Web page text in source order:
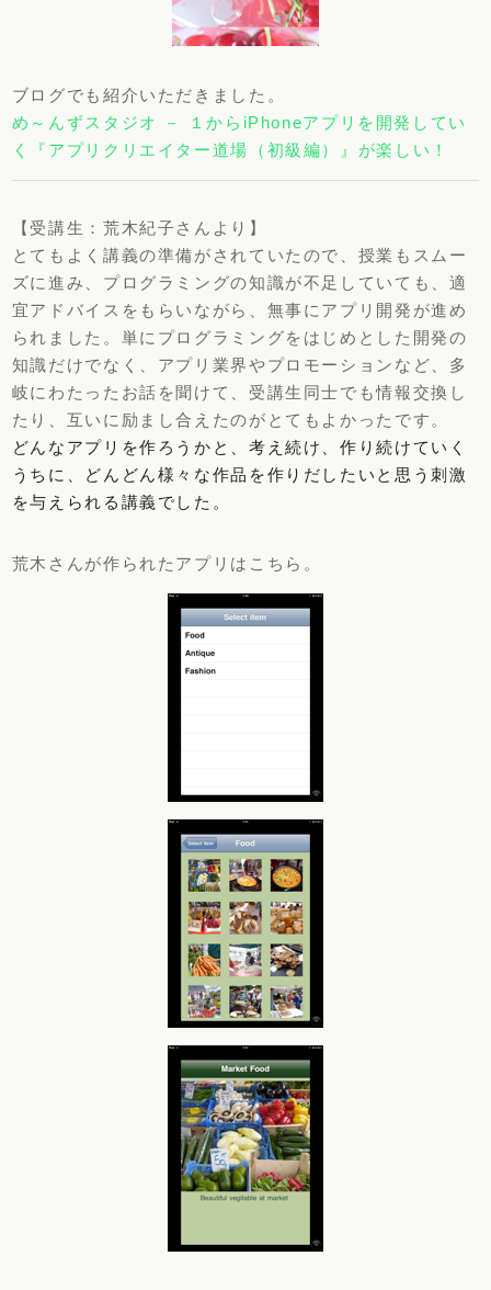
ブログでも紹介いただきました。
め～んずスタジオ － １からiPhoneアプリを開発してい
く『アプリクリエイター道場（初級編）』が楽しい！
【受講生：荒木紀子さんより】
とてもよく講義の準備がされていたので、授業もスムー
ズに進み、プログラミングの知識が不足していても、適
宜アドバイスをもらいながら、無事にアプリ開発が進め
られました。単にプログラミングをはじめとした開発の
知識だけでなく、アプリ業界やプロモーションなど、多
岐にわたったお話を聞けて、受講生同士でも情報交換し
たり、互いに励まし合えたのがとてもよかったです。
どんなアプリを作ろうかと、考え続け、作り続けていく
うちに、どんどん様々な作品を作りだしたいと思う刺激
を与えられる講義でした。
荒木さんが作られたアプリはこちら。